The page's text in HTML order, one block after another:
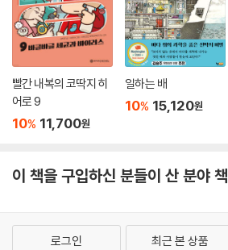
빨간 내복의 코딱지 히
어로 9
10% 11,700원
일하는 배
10% 15,120원
이 책을 구입하신 분들이 산 분야 책
로그인 최근 본 상품